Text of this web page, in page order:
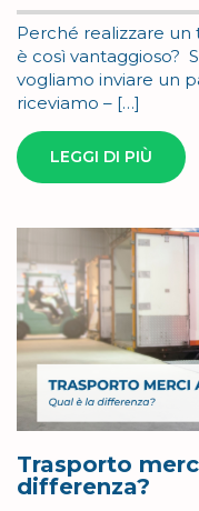
Perché realizzare un
è così vantaggioso?
vogliamo inviare un
riceviamo – […]
LEGGI DI PIÙ
Trasporto
differenza?